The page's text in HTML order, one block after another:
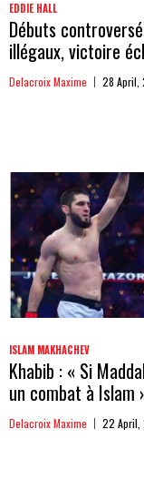
EDDIE HALL
Débuts
illégaux, victoire
Delacroix Maxime 28 April,
ISLAM MAKHACHEV
Khabib : « Si
un combat à Islam
Delacroix Maxime 22 April,